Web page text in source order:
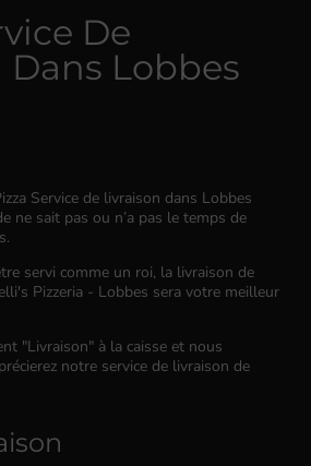
De
Dans Lobbes
Service de livraison dans Lobbes
ne sait pas ou n’a pas le temps de
servi comme un roi, la livraison de
Pizzeria - Lobbes sera votre meilleur
"Livraison" à la caisse et nous
notre service de livraison de